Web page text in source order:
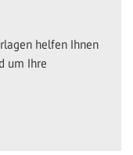
helfen Ihnen
um Ihre